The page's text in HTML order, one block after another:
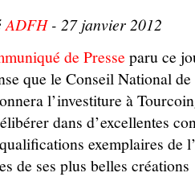
ADFH- 27 janvier 2012
de Presse paru ce
que le Conseil National
l’investiture à
dans d’excellentes
exemplaires de
de ses plus belles créations